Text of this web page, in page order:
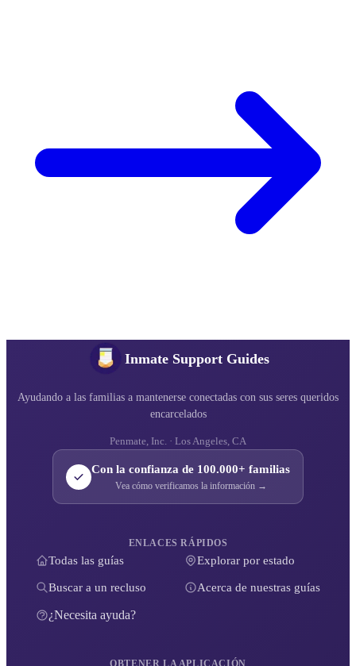
Inmate Support Guides
Ayudando a las familias a mantenerse conectadas con sus seres queridos
encarcelados
Penmate, Inc. · Los Angeles, CA
Con la confianza de 100.000+ familias
Vea cómo verificamos la información →
ENLACES RÁPIDOS
Todas las guías Explorar por estado
Buscar a un recluso Acerca de nuestras guías
¿Necesita ayuda?